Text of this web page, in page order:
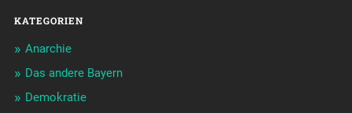
KATEGORIEN
Anarchie
Das andere Bayern
Demokratie